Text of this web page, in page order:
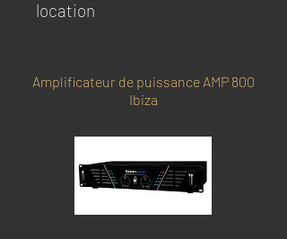
location
Amplificateur de puissance AMP 800
Ibiza